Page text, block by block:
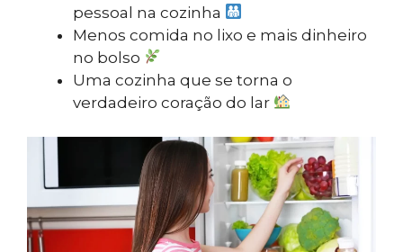
pessoal na cozinha
Menos comida no lixo e mais dinheiro
no bolso
Uma cozinha que se torna o
verdadeiro coração do lar